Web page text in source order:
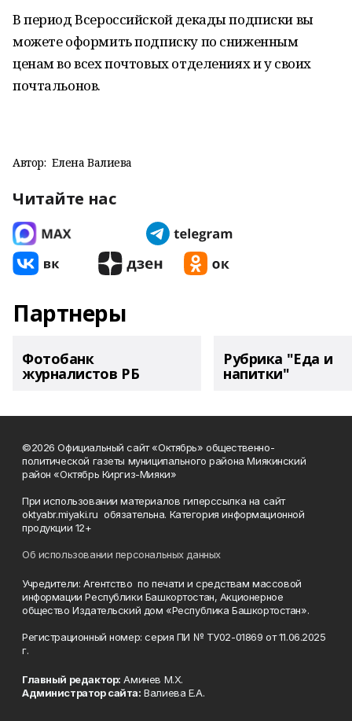
В период Всероссийской декады подписки вы
можете оформить подписку по сниженным
ценам во всех почтовых отделениях и у своих
почтальонов.
Автор: Елена Валиева
Читайте нас
Партнеры
Фотобанк
журналистов РБ
Рубрика "Еда и
напитки"
©2026 Официальный сайт «Октябрь» общественно-
политической газеты муниципального района Миякинский
район «Октябрь Киргиз-Мияки»
При использовании материалов гиперссылка на сайт
oktyabr.miyaki.ru обязательна. Категория информационной
продукции 12+
Об использовании персональных данных
Учредители: Агентство по печати и средствам массовой
информации Республики Башкортостан, Акционерное
общество Издательский дом «Республика Башкортостан».
Регистрационный номер: серия ПИ № ТУ02-01869 от 11.06.2025
г.
Главный редактор: Аминев М.Х.
Администратор сайта: Валиева Е.А.